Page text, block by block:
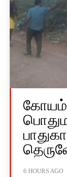
6 HOURS AGO